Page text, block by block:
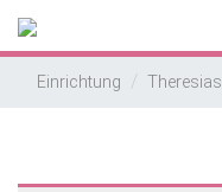
Einrichtung Theresias